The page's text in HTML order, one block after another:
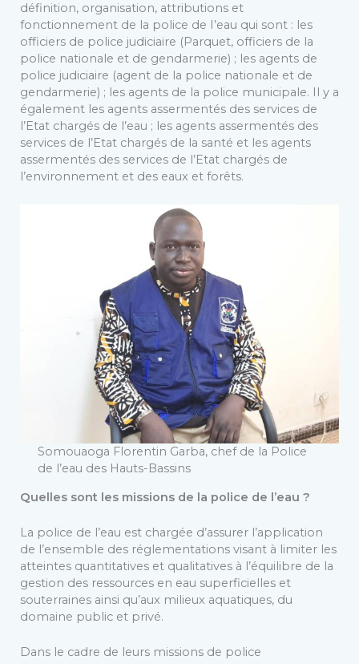
définition, organisation, attributions et
fonctionnement de la police de I’eau qui sont : les
officiers de police judiciaire (Parquet, officiers de la
police nationale et de gendarmerie) ; les agents de
police judiciaire (agent de la police nationale et de
gendarmerie) ; les agents de la police municipale. Il y a
également les agents assermentés des services de
l’Etat chargés de l’eau ; les agents assermentés des
services de l’Etat chargés de la santé et les agents
assermentés des services de l’Etat chargés de
l’environnement et des eaux et forêts.
Somouaoga Florentin Garba, chef de la Police
de l’eau des Hauts-Bassins
Quelles sont les missions de la police de l’eau ?
La police de l’eau est chargée d’assurer l’application
de l’ensemble des réglementations visant à limiter les
atteintes quantitatives et qualitatives à l’équilibre de la
gestion des ressources en eau superficielles et
souterraines ainsi qu’aux milieux aquatiques, du
domaine public et privé.
Dans le cadre de leurs missions de police